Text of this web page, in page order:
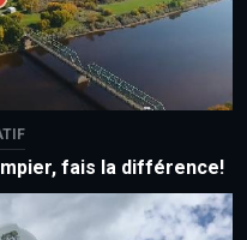
fais la différence!